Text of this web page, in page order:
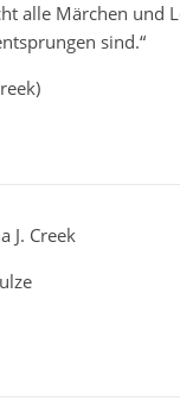
alle Märchen und
sind.“
J. Creek